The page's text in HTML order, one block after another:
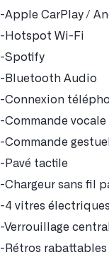
-Apple CarPlay /
-Hotspot Wi-Fi
-Spotify
-Bluetooth Audio
-Connexion
-Commande vocale
-Commande
-Pavé tactile
-Chargeur sans fil
-4 vitres électriques
-Verrouillage
-Rétros